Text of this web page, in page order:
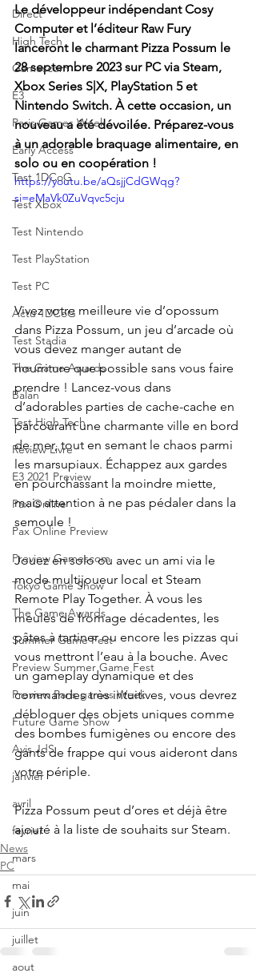
Direct
High Tech
Gamescom
E3
Paris Games Week
Early Access
Test 1DCoG
Test Xbox
Test Nintendo
Test PlayStation
Test PC
Actu 1DCoG
Test Stadia
The Game Awards
Balan
Test High Tech
Review Livre
E3 2021 Preview
Pax Online
Pax Online Preview
Preview Gamescom
Tokyo Game Show
The Game Awards
Summer Game Fest
Preview Summer Game Fest
Preview Paris games Week
Future Game Show
Avis JdS
janvier
avril
fevrier
mars
mai
juin
juillet
aout
Le développeur indépendant Cosy
Computer et l’éditeur Raw Fury
lanceront le charmant Pizza Possum le
28 septembre 2023 sur PC via Steam,
Xbox Series S|X, PlayStation 5 et
Nintendo Switch. À cette occasion, un
nouveau a été dévoilée. Préparez-vous
à un adorable braquage alimentaire, en
solo ou en coopération !
https://youtu.be/aQsjjCdGWqg?
si=eMaVk0ZuVqvc5cju
Vivez votre meilleure vie d’opossum
dans Pizza Possum, un jeu d’arcade où
vous devez manger autant de
nourriture que possible sans vous faire
prendre ! Lancez-vous dans
d’adorables parties de cache-cache en
parcourant une charmante ville en bord
de mer, tout en semant le chaos parmi
les marsupiaux. Échappez aux gardes
en pourchassant la moindre miette,
mais attention à ne pas pédaler dans la
semoule !
Jouez en solo ou avec un ami via le
mode multijoueur local et Steam
Remote Play Together. À vous les
meules de fromage décadentes, les
pâtes à tartiner ou encore les pizzas qui
vous mettront l’eau à la bouche. Avec
un gameplay dynamique et des
commandes très intuitives, vous devrez
débloquer des objets uniques comme
des bombes fumigènes ou encore des
gants de frappe qui vous aideront dans
votre périple.
Pizza Possum peut d’ores et déjà être
ajouté à la liste de souhaits sur Steam.
News
PC